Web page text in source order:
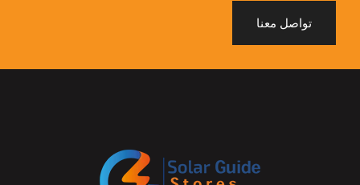
تواصل معنا